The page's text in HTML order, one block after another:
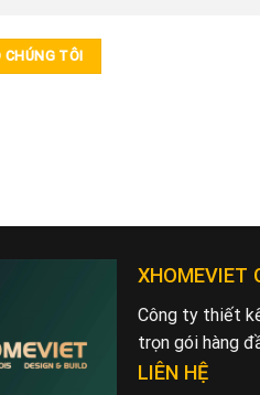
XHOMEVIET
Công ty thiết
trọn gói hàng
LIÊN HỆ